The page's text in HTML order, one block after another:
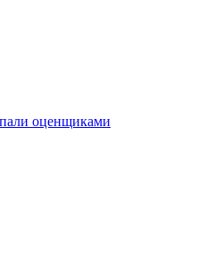
оценщиками